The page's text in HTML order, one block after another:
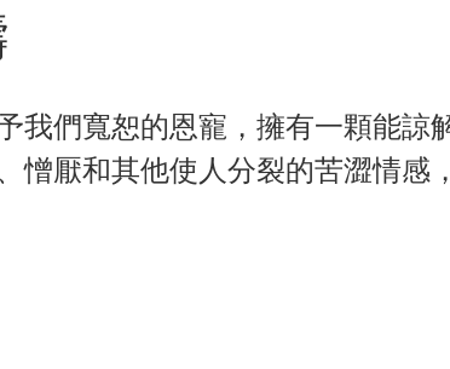
我們寬恕的恩寵，擁有一顆能諒
憎厭和其他使人分裂的苦澀情感